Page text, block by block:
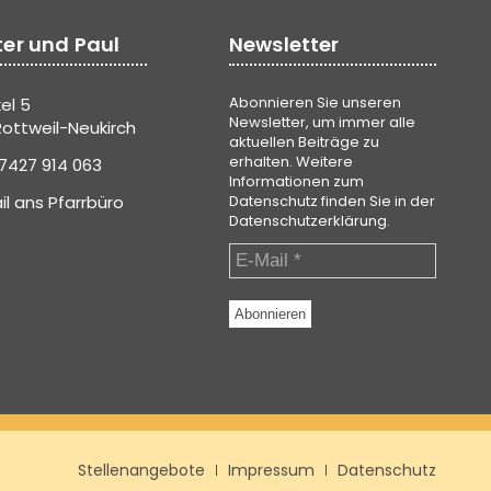
und Paul
5
Neukirch
914 063
ans Pfarrbüro
Newsletter
Abonnieren Sie unseren
Newsletter, um immer alle
aktuellen Beiträge zu
erhalten. Weitere
Informationen zum
Datenschutz finden Sie in der
Datenschutzerklärung.
Stellenangebote Impressum Datenschutz